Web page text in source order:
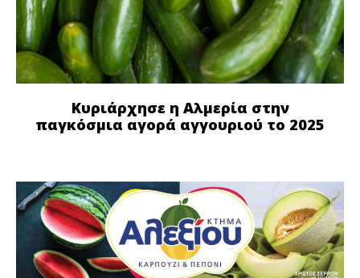
Κυριάρχησε η Αλμερία στην
παγκόσμια αγορά αγγουριού το 2025